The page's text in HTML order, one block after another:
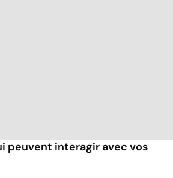
peuvent interagir avec vos